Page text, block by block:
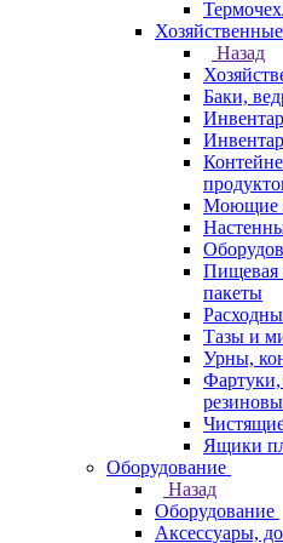
Назад
Баки,
Моющие
Пищевая
пакеты
Тазы и
Урны,
Ящики
Оборудование
Назад
Оборудование
Аксессуары,